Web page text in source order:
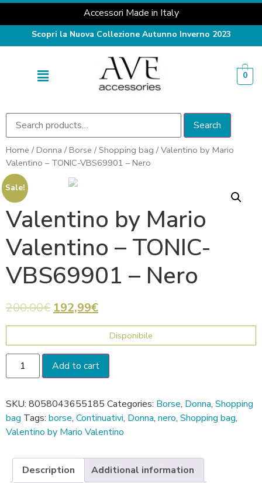
Accessori Made in Italy
Scopri la Nuova Collezione Autunno Inverno 2023
0
Search
Home / Donna / Borse / Shopping bag / Valentino by Mario
Valentino – TONIC-VBS69901 – Nero
Sale!
Valentino by Mario
Valentino – TONIC-
VBS69901 – Nero
200,00€ 192,99€
Disponibile
Add to cart
SKU: 8058043655185 Categories: Borse, Donna, Shopping
bag Tags: borse, Continuativi, Donna, nero, Shopping bag,
Valentino by Mario Valentino
Description
Additional information